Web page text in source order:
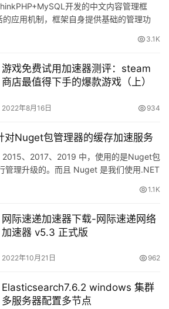
开发的中文内容管理框
应用机制，框架自身提供基础的管理功
3.1K
游戏免费试用加速器测评：steam
商店最值得下手的爆款游戏（上）
2022年8月16日 934
对Nuget包管理器的缓存加速服务
、2017、2019 中，使用的是Nuget包
管理升级的。而且 Nuget 是我们使用.NET
1.1K
网际速递加速器下载-网际速递网络
加速器 v5.3 正式版
2022年10月21日 962
Elasticsearch7.6.2 windows 集群
多服务器配置多节点